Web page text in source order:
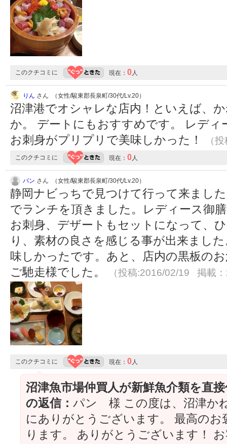
このクチコミに 現在： 0 人
りん さん （女性/駿東郡長泉町/30代/Lv.20）
沼津港でオシャレな店内！といえば、
か。 デートにもおすすめです。 レデ
お刺身がプリプリで美味しかった！
（
このクチコミに 現在： 0 人
パン さん （女性/駿東郡長泉町/30代/Lv.20）
静岡ナビっちで見つけて行って来まし
でランチを頂きました。レディース御
お刺身、デザートもセットになって、
り、素材の良さを感じる事が出来まし
味しかったです。あと、店内の黒板の
ご馳走様でした。
（投稿:2016/02/19 掲載
このクチコミに 現在： 0 人
沼津魚市場仲買人が新鮮魚介類を直
の返信： パン 様 この度は、沼津か
にありがとうございます。 最高の
ります。 ありがとうございます！